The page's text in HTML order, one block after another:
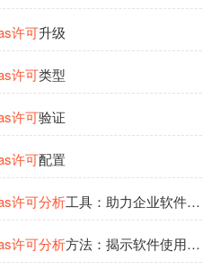
许可升级
许可类型
许可验证
许可配置
许可分析工具：助力企业软件合规管理
许可分析方法：揭示软件使用合规之道